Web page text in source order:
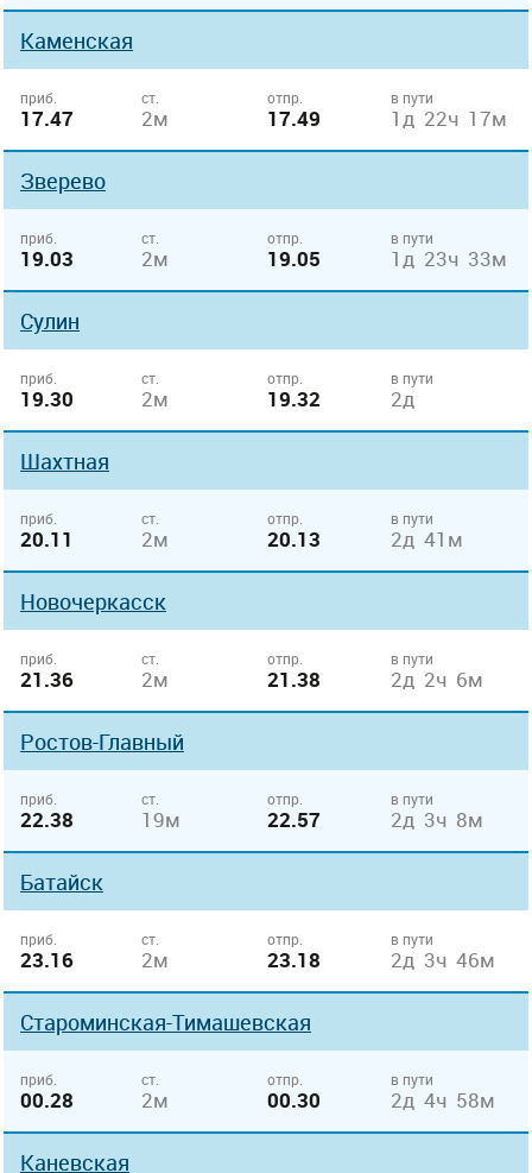
Каменская
приб.
17.47
ст.
2м
отпр.
17.49
в пути
1д 22ч 17м
Зверево
приб.
19.03
ст.
2м
отпр.
19.05
в пути
1д 23ч 33м
Сулин
приб.
19.30
ст.
2м
отпр.
19.32
в пути
2д
Шахтная
приб.
20.11
ст.
2м
отпр.
20.13
в пути
2д 41м
Новочеркасск
приб.
21.36
ст.
2м
отпр.
21.38
в пути
2д 2ч 6м
Ростов-Главный
приб.
22.38
ст.
19м
отпр.
22.57
в пути
2д 3ч 8м
Батайск
приб.
23.16
ст.
2м
отпр.
23.18
в пути
2д 3ч 46м
Староминская-Тимашевская
приб.
00.28
ст.
2м
отпр.
00.30
в пути
2д 4ч 58м
Каневская